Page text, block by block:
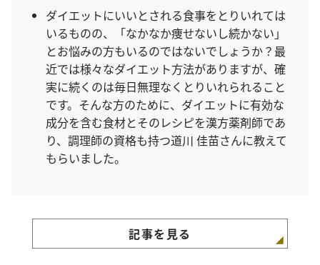
ダイエットにいいとされる食事をとりいれては
いるものの、「なかなか痩せないし続かない」
とお悩みの方もいるのではないでしょうか？最
近では様々なダイエット方法がありますが、確
実に続くのは毎日無理なくとりいれられること
です。そんな方のために、ダイエットに有効な
成分を含む食材とそのレシピを漢方薬剤師であ
り、調理師の資格も持つ道川 佳苗さんに教えて
もらいました。
記事を見る